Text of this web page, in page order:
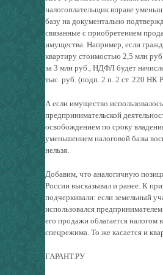
налогоплательщик вправе
базу на документально
связанные с приобретением
имущества. Например, если
квартиру стоимостью 2,5 млн
за 3 млн руб., НДФЛ будет
тыс. руб. (подп. 2 п. 2 ст. 220 НК
А если имущество
предпринимательской
освобождением по сроку
уменьшением налоговой базы
нельзя.
Добавим, что аналогичную
России высказывал и ранее. К
подчеркивали: если земельный
использовался
его продажи облагается налогом
спецрежима. То же касается и
ГАРАНТ.РУ